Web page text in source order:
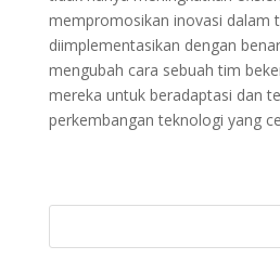
mempromosikan inovasi dalam
diimplementasikan dengan
mengubah cara sebuah tim
mereka untuk beradaptasi dan
perkembangan teknologi yang